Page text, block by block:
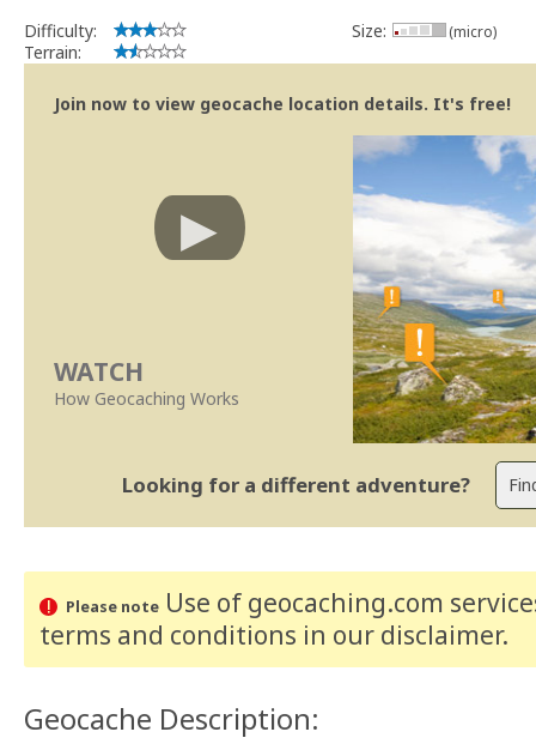
Community Volunteer Reviewer
Centro de Ajuda|Trabalhar com o Revisor
Difficulty:
Terrain:
Size: (micro)
Join now to view geocache location details. It's free!
WATCH
How Geocaching Works
Looking for a different adventure?
Please noteUse of geocaching.com
terms and conditions in our disclaimer.
Geocache Description: